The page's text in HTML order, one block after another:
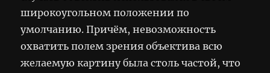
широкоугольном положении по
умолчанию. Причём, невозможность
охватить полем зрения объектива всю
желаемую картину была столь частой, что